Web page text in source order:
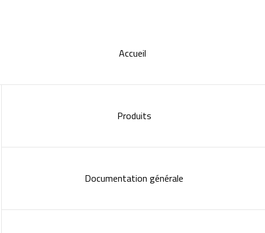
Accueil
Produits
Documentation générale